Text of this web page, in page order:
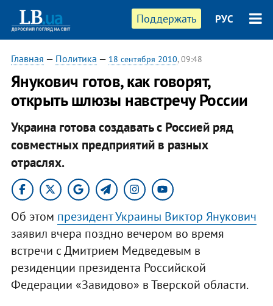
Поддержать РУС
Главная — Политика — 18 сентября 2010, 09:48
Янукович готов, как говорят,
открыть шлюзы навстречу России
Украина готова создавать с Россией ряд
совместных предприятий в разных
отраслях.​
Об этом президент Украины Виктор Янукович
заявил вчера поздно вечером во время
встречи с Дмитрием Медведевым в
резиденции президента Российской
Федерации «Завидово» в Тверской области.